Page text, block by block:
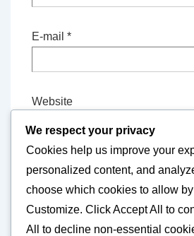
E-mail *
Website
Save my name, email, and
browser for the next time I
We respect your privacy
Cookies help us improve your
personalized content, and
choose which cookies to allow
Customize. ClickAccept All to
All
to decline non-essential